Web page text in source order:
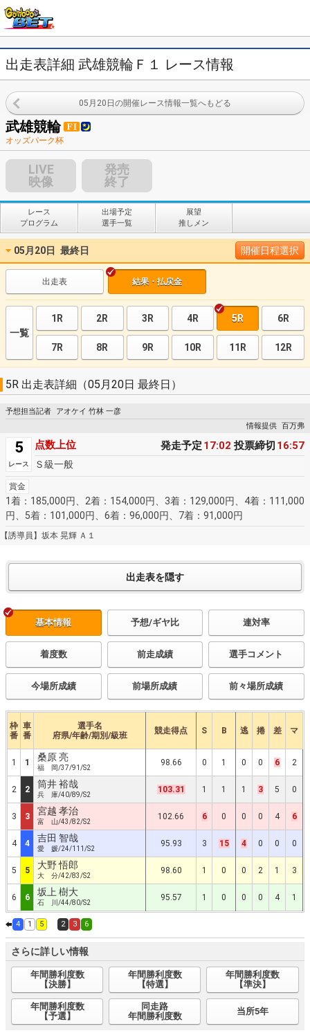
出走表詳細 武雄競輪Ｆ１ レース情報
05月20日の開催レース情報一覧へもどる
武雄競輪
オッズパーク杯
LIVE
映像
発売
終了
レース
プログラム
出場予定
選手一覧
展望
推しメン
05月20日 最終日 開催日程選択
出走表 結果・払戻金
一覧
1R 2R 3R 4R 5R 6R
7R 8R 9R 10R 11R 12R
5R 出走表詳細（05月20日 最終日）
予想担当記者
アオケイ 竹林 一彦
情報提供 百万弗
5
レース
点数上位 発走予定 17:02 投票締切 16:57
Ｓ級一般
賞金
1着：185,000円、2着：154,000円、3着：129,000円、4着：111,000
円、5着：101,000円、6着：96,000円、7着：91,000円
【誘導員】坂本 晃輝 Ａ１
基本情報 予想/ギヤ比 連対率
着度数 前走成績 選手コメント
今場所成績 前場所成績 前々場所成績
枠
番
車
番
選手名
府県/年齢/期別/級班
競走得点 S B 逃 捲 差 マ
1 1 桑原 亮
福 岡/37/91/S2
98.66 0 1 0 0 6 2
2 2 筒井 裕哉
兵 庫/40/89/S2
103.31 1 1 1 3 5 0
3 3 宮越 孝治
富 山/43/82/S2
102.66 6 0 0 0 4 6
4 4 吉田 智哉
愛 媛/24/111/S2
95.93 3 15 4 0 0 0
5 5 大野 悟郎
大 分/42/83/S2
98.60 1 0 0 2 1 3
6 6 坂上 樹大
石 川/44/80/S2
95.57 1 0 0 0 4 1
4 1 5 2 3 6
さらに詳しい情報
年間勝利度数
【決勝】
年間勝利度数
【特選】
年間勝利度数
【準決】
年間勝利度数
【予選】
同走路
年間勝利度数
当所5年